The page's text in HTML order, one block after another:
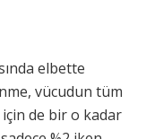
elbette
vücudun tüm
de bir o kadar